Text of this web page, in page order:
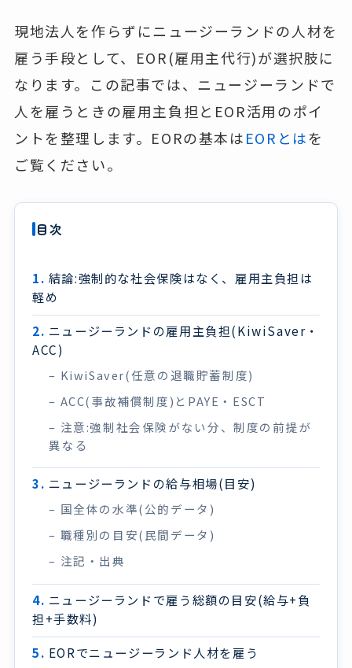
現地法人を作らずにニュージーランドの人材を
雇う手段として、EOR(雇用主代行)が選択肢に
なります。この記事では、ニュージーランドで
人を雇うときの雇用主負担とEOR活用のポイ
ントを整理します。EORの基本はEORとはを
ご覧ください。
目次
結論:強制的な社会保険はなく、雇用主負担は
軽め
ニュージーランドの雇用主負担(KiwiSaver・
ACC)
KiwiSaver(任意の退職貯蓄制度)
ACC(事故補償制度)とPAYE・ESCT
注意:強制社会保険がない分、制度の前提が
異なる
ニュージーランドの給与相場(目安)
国全体の水準(公的データ)
職種別の目安(民間データ)
注記・出典
ニュージーランドで雇う総額の目安(給与+負
担+手数料)
EORでニュージーランド人材を雇う